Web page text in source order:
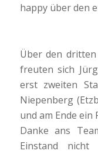
happy über den
Über den
freuten sich
erst zweiten
Niepenberg
und am Ende ein
Danke ans
Einstand nicht